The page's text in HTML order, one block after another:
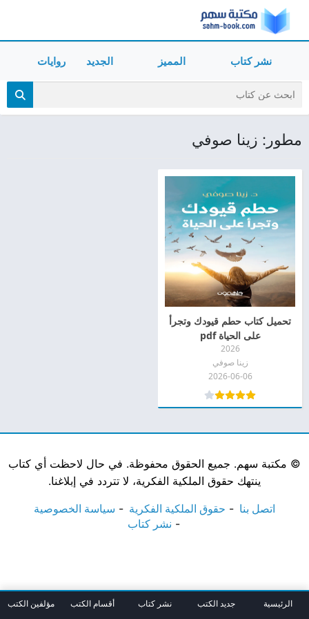
نشر كتاب المميز الجديد روايات
مطور: زينا صوفي
تحميل كتاب حطم قيودك وتجرأ
على الحياة pdf
2026
زينا صوفي
2026-06-06
© مكتبة سهم. جميع الحقوق محفوظة. في حال لاحظت أي كتاب
ينتهك حقوق الملكية الفكرية، لا تتردد في إبلاغنا.
اتصل بنا حقوق الملكية الفكرية
سياسة الخصوصية
نشر كتاب
الرئيسية جديد الكتب نشر كتاب أقسام الكتب مؤلفين الكتب